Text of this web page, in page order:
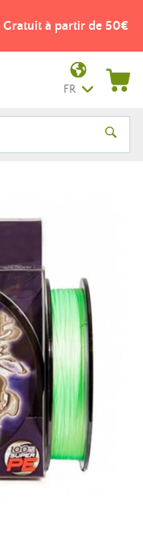
Gratuit à partir de 50€
FR